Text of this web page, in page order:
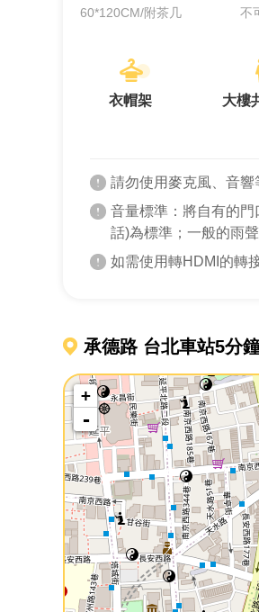
60*120CM/附茶几 不
衣帽架 大樓
請勿使用麥克風、音響
音量標準：將自有的
話)為標準；一般的雨
如需使用轉HDMI的轉
承德路 台北車站5分
+
-